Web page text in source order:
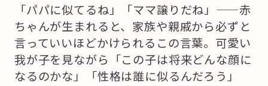
「パパに似てるね」「ママ譲りだね」——赤
ちゃんが生まれると、家族や親戚から必ずと
言っていいほどかけられるこの言葉。可愛い
我が子を見ながら「この子は将来どんな顔に
なるのかな」「性格は誰に似るんだろう」